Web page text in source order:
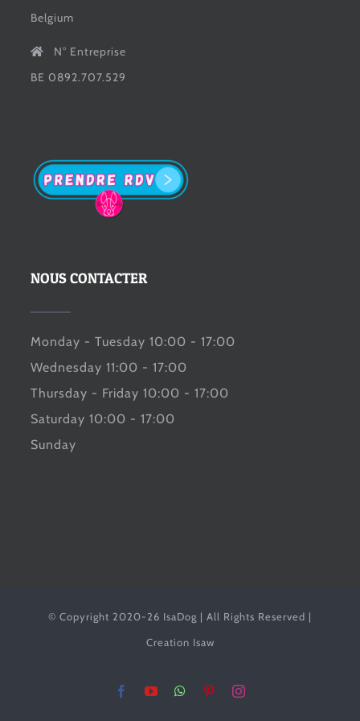
Belgium
N° Entreprise
BE 0892.707.529
NOUS CONTACTER
Monday - Tuesday 10:00 - 17:00
Wednesday 11:00 - 17:00
Thursday - Friday 10:00 - 17:00
Saturday 10:00 - 17:00
Sunday
© Copyright 2020-26 IsaDog | All Rights Reserved |
Creation Isaw
FacebookYouTubeWhatsApp
PinterestInstagram